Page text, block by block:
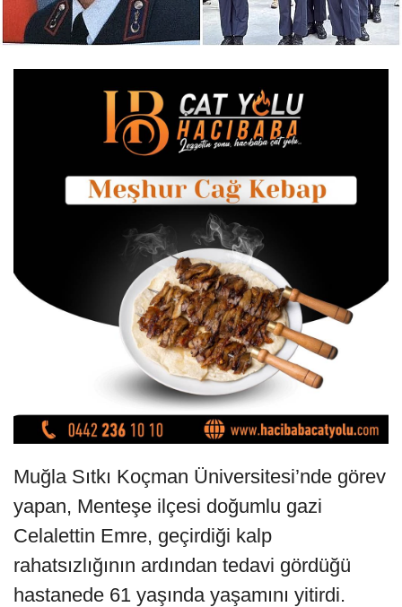
Muğla Sıtkı Koçman Üniversitesi’nde görev
yapan, Menteşe ilçesi doğumlu gazi
Celalettin Emre, geçirdiği kalp
rahatsızlığının ardından tedavi gördüğü
hastanede 61 yaşında yaşamını yitirdi.